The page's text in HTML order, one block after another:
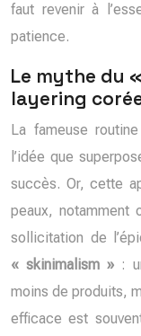
faut revenir à
patience.
Le mythe du
layering
La fameuse
l’idée que
succès. Or, cette
peaux, notamment
sollicitation de
« skinimalism » :
moins de produits,
efficace est